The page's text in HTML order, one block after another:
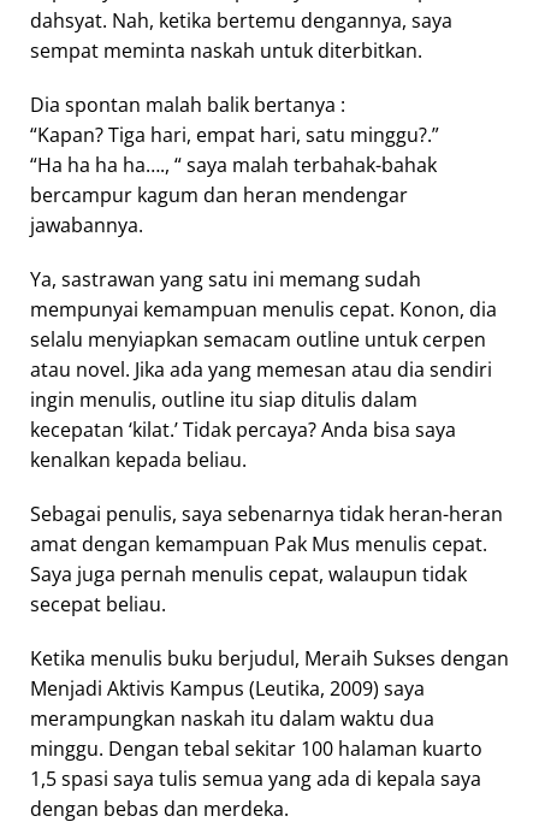
dahsyat. Nah, ketika bertemu dengannya, saya
sempat meminta naskah untuk diterbitkan.
Dia spontan malah balik bertanya :
“Kapan? Tiga hari, empat hari, satu minggu?.”
“Ha ha ha ha…., “ saya malah terbahak-bahak
bercampur kagum dan heran mendengar
jawabannya.
Ya, sastrawan yang satu ini memang sudah
mempunyai kemampuan menulis cepat. Konon, dia
selalu menyiapkan semacam outline untuk cerpen
atau novel. Jika ada yang memesan atau dia sendiri
ingin menulis, outline itu siap ditulis dalam
kecepatan ‘kilat.’ Tidak percaya? Anda bisa saya
kenalkan kepada beliau.
Sebagai penulis, saya sebenarnya tidak heran-heran
amat dengan kemampuan Pak Mus menulis cepat.
Saya juga pernah menulis cepat, walaupun tidak
secepat beliau.
Ketika menulis buku berjudul, Meraih Sukses dengan
Menjadi Aktivis Kampus (Leutika, 2009) saya
merampungkan naskah itu dalam waktu dua
minggu. Dengan tebal sekitar 100 halaman kuarto
1,5 spasi saya tulis semua yang ada di kepala saya
dengan bebas dan merdeka.